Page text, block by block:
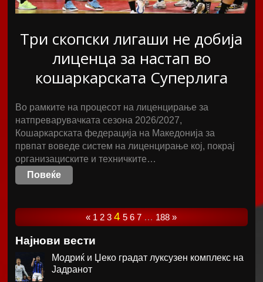
Три скопски лигаши не добија
лиценца за настап во
кошаркарската Суперлига
Во рамките на процесот на лиценцирање за
натпреварувачката сезона 2026/2027,
Кошаркарската федерација на Македонија за
првпат воведе систем на лиценцирање кој, покрај
организациските и техничките…
Повеќе
« 1 2 3 4 5 6 7 … 188 »
Најнови вести
Модриќ и Џеко градат луксузен комплекс на
Јадранот